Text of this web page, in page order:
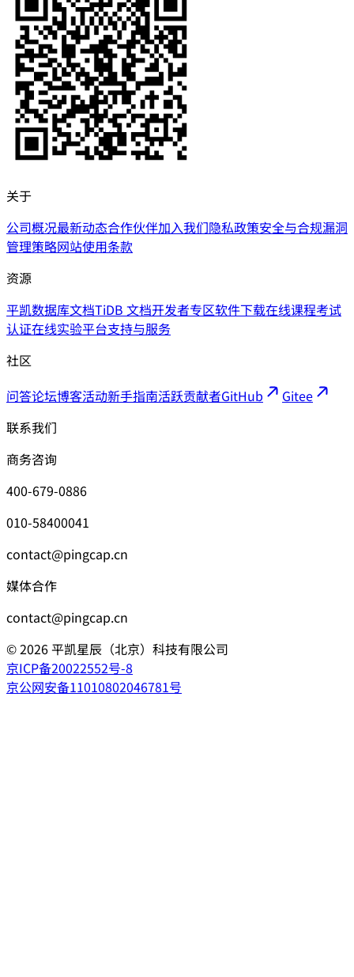
关于
公司概况最新动态合作伙伴加入我们隐私政策安全与合规漏洞
管理策略网站使用条款
资源
平凯数据库文档TiDB 文档开发者专区软件下载在线课程考试
认证在线实验平台支持与服务
社区
问答论坛博客活动新手指南活跃贡献者GitHub
Gitee
联系我们
商务咨询
400-679-0886
010-58400041
contact@pingcap.cn
媒体合作
contact@pingcap.cn
©2026平凯星辰（北京）科技有限公司
京ICP备20022552号-8
京公网安备11010802046781号